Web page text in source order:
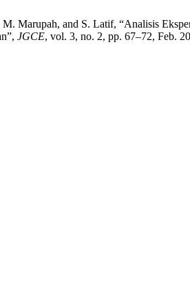
Marupah, and S. Latif, “Analisis
JGCE, vol. 3, no. 2, pp. 67–72, Feb.